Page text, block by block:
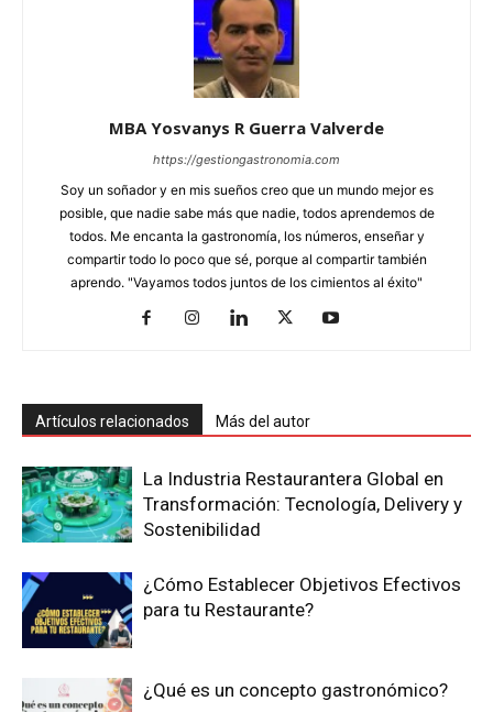
MBA Yosvanys R Guerra Valverde
https://gestiongastronomia.com
Soy un soñador y en mis sueños creo que un mundo mejor es
posible, que nadie sabe más que nadie, todos aprendemos de
todos. Me encanta la gastronomía, los números, enseñar y
compartir todo lo poco que sé, porque al compartir también
aprendo. "Vayamos todos juntos de los cimientos al éxito"
Artículos relacionados Más del autor
La Industria Restaurantera Global en
Transformación: Tecnología, Delivery y
Sostenibilidad
¿Cómo Establecer Objetivos Efectivos
para tu Restaurante?
¿Qué es un concepto gastronómico?